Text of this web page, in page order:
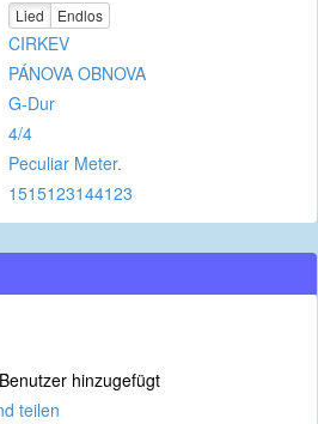
Lied Endlos
CIRKEV
PÁNOVA OBNOVA
G-Dur
4/4
Peculiar Meter.
1515123144123
hinzugefügt
teilen